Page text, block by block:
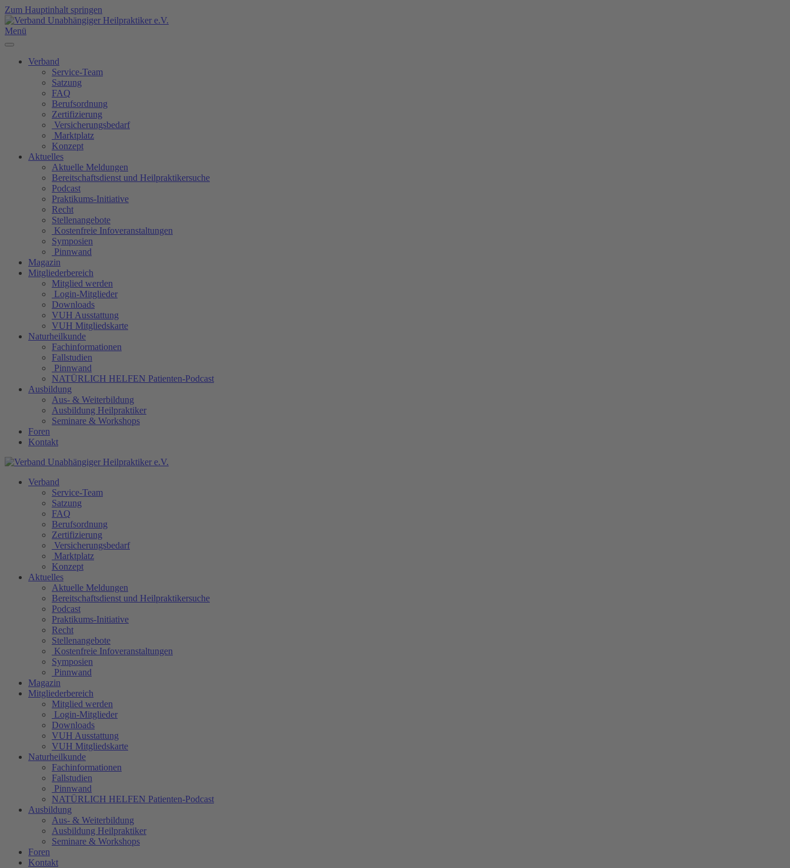
Zum Hauptinhalt springen
Menü
Verband
Service-Team
Satzung
FAQ
Berufsordnung
Zertifizierung
Versicherungsbedarf
Marktplatz
Konzept
Aktuelles
Aktuelle Meldungen
Bereitschaftsdienst und Heilpraktikersuche
Podcast
Praktikums-Initiative
Recht
Stellenangebote
Kostenfreie Infoveranstaltungen
Symposien
Pinnwand
Magazin
Mitgliederbereich
Mitglied werden
Login-Mitglieder
Downloads
VUH Ausstattung
VUH Mitgliedskarte
Naturheilkunde
Fachinformationen
Fallstudien
Pinnwand
NATÜRLICH HELFEN Patienten-Podcast
Ausbildung
Aus- & Weiterbildung
Ausbildung Heilpraktiker
Seminare & Workshops
Foren
Kontakt
Verband
Service-Team
Satzung
FAQ
Berufsordnung
Zertifizierung
Versicherungsbedarf
Marktplatz
Konzept
Aktuelles
Aktuelle Meldungen
Bereitschaftsdienst und Heilpraktikersuche
Podcast
Praktikums-Initiative
Recht
Stellenangebote
Kostenfreie Infoveranstaltungen
Symposien
Pinnwand
Magazin
Mitgliederbereich
Mitglied werden
Login-Mitglieder
Downloads
VUH Ausstattung
VUH Mitgliedskarte
Naturheilkunde
Fachinformationen
Fallstudien
Pinnwand
NATÜRLICH HELFEN Patienten-Podcast
Ausbildung
Aus- & Weiterbildung
Ausbildung Heilpraktiker
Seminare & Workshops
Foren
Kontakt